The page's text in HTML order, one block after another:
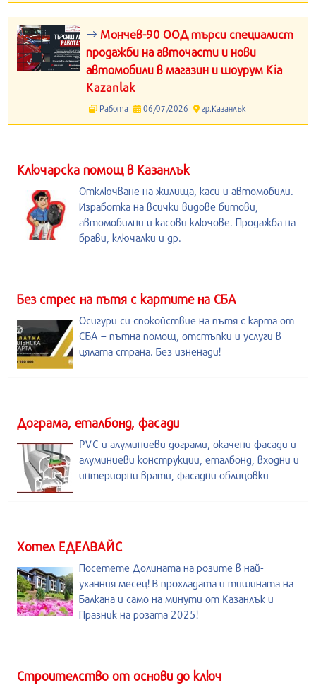
Мончев-90 ООД търси специалист
продажби на авточасти и нови
автомобили в магазин и шоурум Kia
Kazanlak
Работа 06/07/2026 гр.Казанлък
Kлючарска помощ в Казанлък
Отключване на жилища, каси и автомобили.
Изработка на всички видове битови,
автомобилни и касови ключове. Продажба на
брави, ключалки и др.
Без стрес на пътя с картите на СБА
Осигури си спокойствие на пътя с карта от
СБА – пътна помощ, отстъпки и услуги в
цялата страна. Без изненади!
Дограма, еталбонд, фасади
PVC и алуминиеви дограми, окачени фасади и
алуминиеви конструкции, еталбонд, входни и
интериорни врати, фасадни облицовки
Хотел ЕДЕЛВАЙС
Посетете Долината на розите в най-
уханния месец! В прохладата и тишината на
Балкана и само на минути от Казанлък и
Празник на розата 2025!
Строителство от основи до ключ